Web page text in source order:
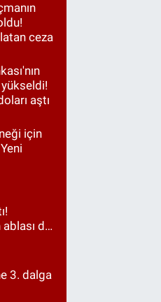
ceza
yükseldi!
aştı
için
ablası da
3. dalga